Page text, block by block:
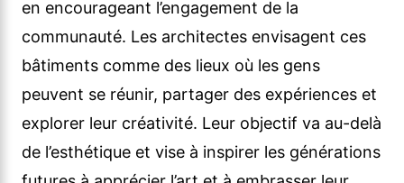
en encourageant l’engagement de la
communauté. Les architectes envisagent ces
bâtiments comme des lieux où les gens
peuvent se réunir, partager des expériences et
explorer leur créativité. Leur objectif va au-delà
de l’esthétique et vise à inspirer les générations